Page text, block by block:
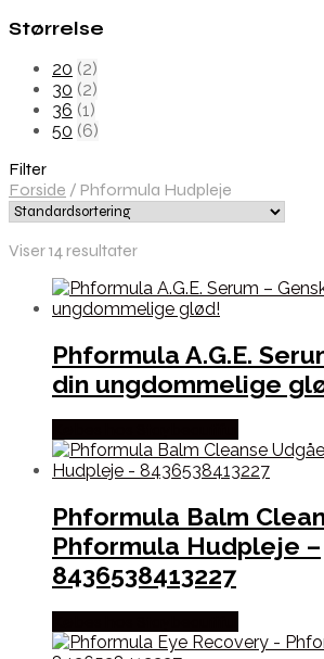
Størrelse
20 (2)
30 (2)
36 (1)
50 (6)
Filter
Forside / Phformula Hudpleje
Viser 14 resultater
Phformula A.G.E.
din ungdommelige
Phformula Balm
Phformula Hudpleje –
8436538413227